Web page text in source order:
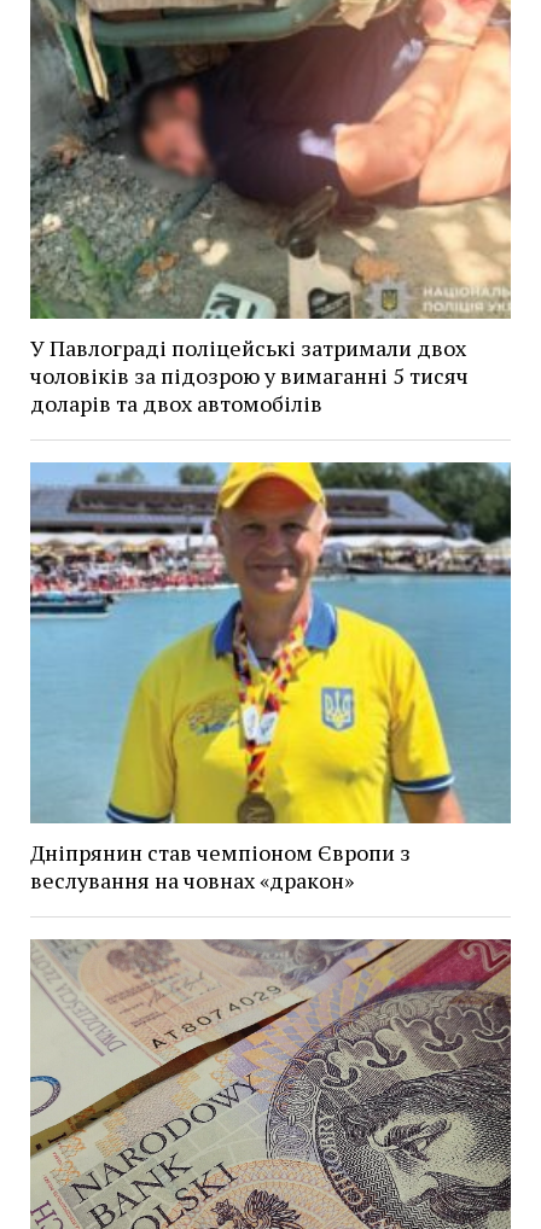
У Павлограді поліцейські затримали двох
чоловіків за підозрою у вимаганні 5 тисяч
доларів та двох автомобілів
Дніпрянин став чемпіоном Європи з
веслування на човнах «дракон»